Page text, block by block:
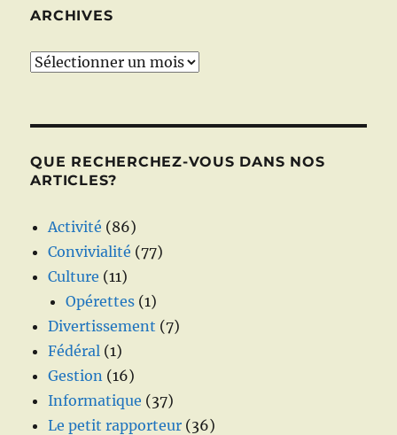
ARCHIVES
Archives
QUE RECHERCHEZ-VOUS DANS NOS
ARTICLES?
Activité (86)
Convivialité (77)
Culture (11)
Opérettes (1)
Divertissement (7)
Fédéral (1)
Gestion (16)
Informatique (37)
Le petit rapporteur (36)